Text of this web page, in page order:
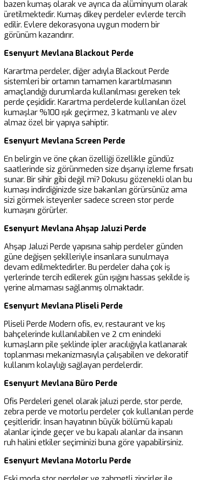
bazen kumaş olarak ve ayrıca da alüminyum olarak
üretilmektedir. Kumaş dikey perdeler evlerde tercih
edilir. Evlere dekorasyona uygun modern bir
görünüm kazandırır.
Esenyurt Mevlana Blackout Perde
Karartma perdeler, diğer adıyla Blackout Perde
sistemleri bir ortamın tamamen karartılmasının
amaçlandığı durumlarda kullanılması gereken tek
perde çeşididir. Karartma perdelerde kullanılan özel
kumaşlar %100 ışık geçirmez, 3 katmanlı ve alev
almaz özel bir yapıya sahiptir.
Esenyurt Mevlana Screen Perde
En belirgin ve öne çıkan özelliği özellikle gündüz
saatlerinde siz görünmeden size dışarıyı izleme fırsatı
sunar. Bir sihir gibi değil mi? Dokusu gözenekli olan bu
kumaşı indirdiğinizde size bakanları görürsünüz ama
sizi görmek isteyenler sadece screen stor perde
kumaşını görürler.
Esenyurt Mevlana Ahşap Jaluzi Perde
Ahşap Jaluzi Perde yapısına sahip perdeler günden
güne değişen şekilleriyle insanlara sunulmaya
devam edilmektedirler. Bu perdeler daha çok iş
yerlerinde tercih edilerek gün ışığını hassas şekilde iş
yerine almaması sağlanmış olmaktadır.
Esenyurt Mevlana Pliseli Perde
Pliseli Perde Modern ofis, ev, restaurant ve kış
bahçelerinde kullanılabilen ve 2 cm enindeki
kumaşların pile şeklinde ipler aracılığıyla katlanarak
toplanması mekanizmasıyla çalışabilen ve dekoratif
kullanım kolaylığı sağlayan perdelerdir.
Esenyurt Mevlana Büro Perde
Ofis Perdeleri genel olarak jaluzi perde, stor perde,
zebra perde ve motorlu perdeler çok kullanılan perde
çeşitleridir. İnsan hayatının büyük bölümü kapalı
alanlar içinde geçer ve bu kapalı alanlar da insanın
ruh halini etkiler seçiminizi buna göre yapabilirsiniz.
Esenyurt Mevlana Motorlu Perde